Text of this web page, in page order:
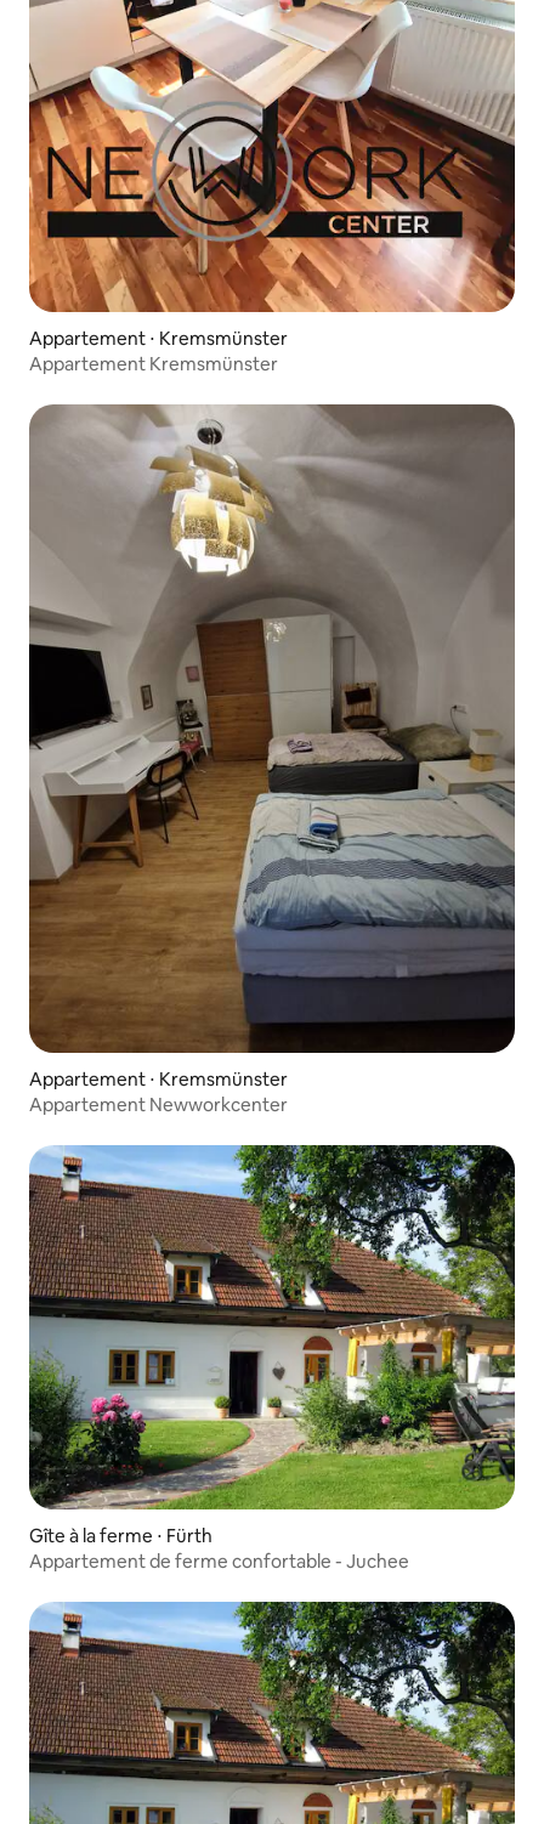
Appartement ⋅ Kremsmünster
Appartement Kremsmünster
Appartement ⋅ Kremsmünster
Appartement Newworkcenter
Gîte à la ferme ⋅ Fürth
Appartement de ferme confortable - Juchee